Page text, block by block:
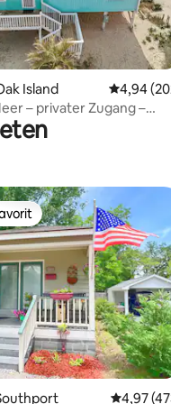
4,98 von 5, 326
Island
4,94
– privater Zugang –
– unglaublicher Ibis
Favorit.
4,97